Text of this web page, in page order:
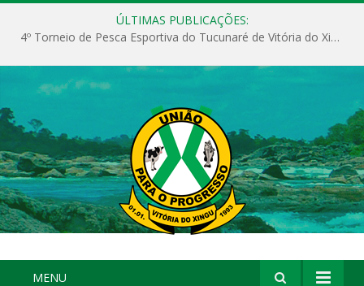
ÚLTIMAS PUBLICAÇÕES:
4º Torneio de Pesca Esportiva do Tucunaré de Vitória do Xingu
MENU